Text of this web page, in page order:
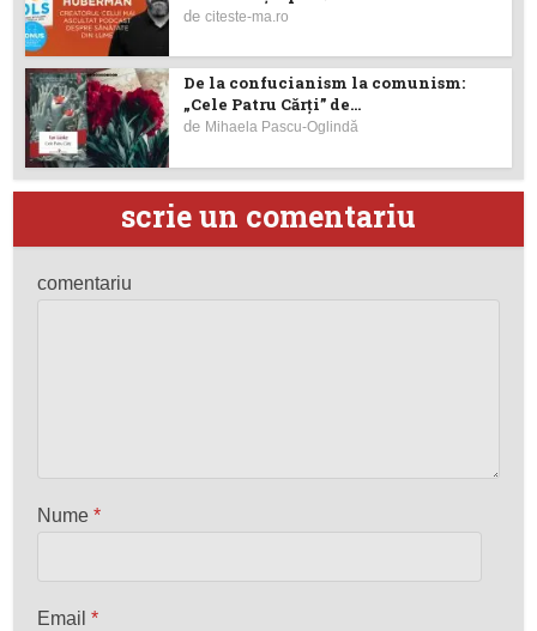
deciteste-ma.ro
De la confucianism la comunism:
„Cele Patru Cărți” de...
de Mihaela Pascu-Oglindă
scrie un comentariu
comentariu
Nume*
Email*